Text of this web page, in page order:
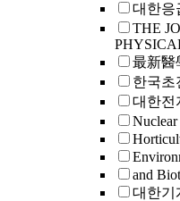
대한응
THE
最新醫
한국초
대한전
and
대한기